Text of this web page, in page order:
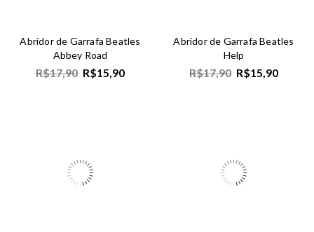
Abridor de Garrafa Beatles
Abbey Road
R$17,90 R$15,90
Abridor de Garrafa Beatles
Help
R$17,90 R$15,90